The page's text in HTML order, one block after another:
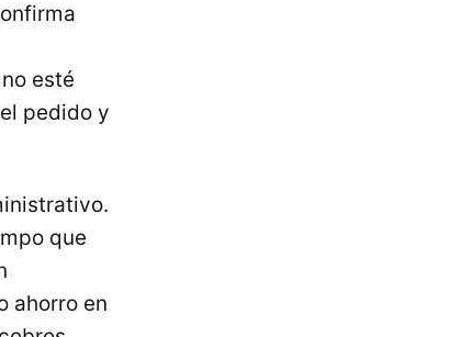
esté
pedido y
que
ahorro en